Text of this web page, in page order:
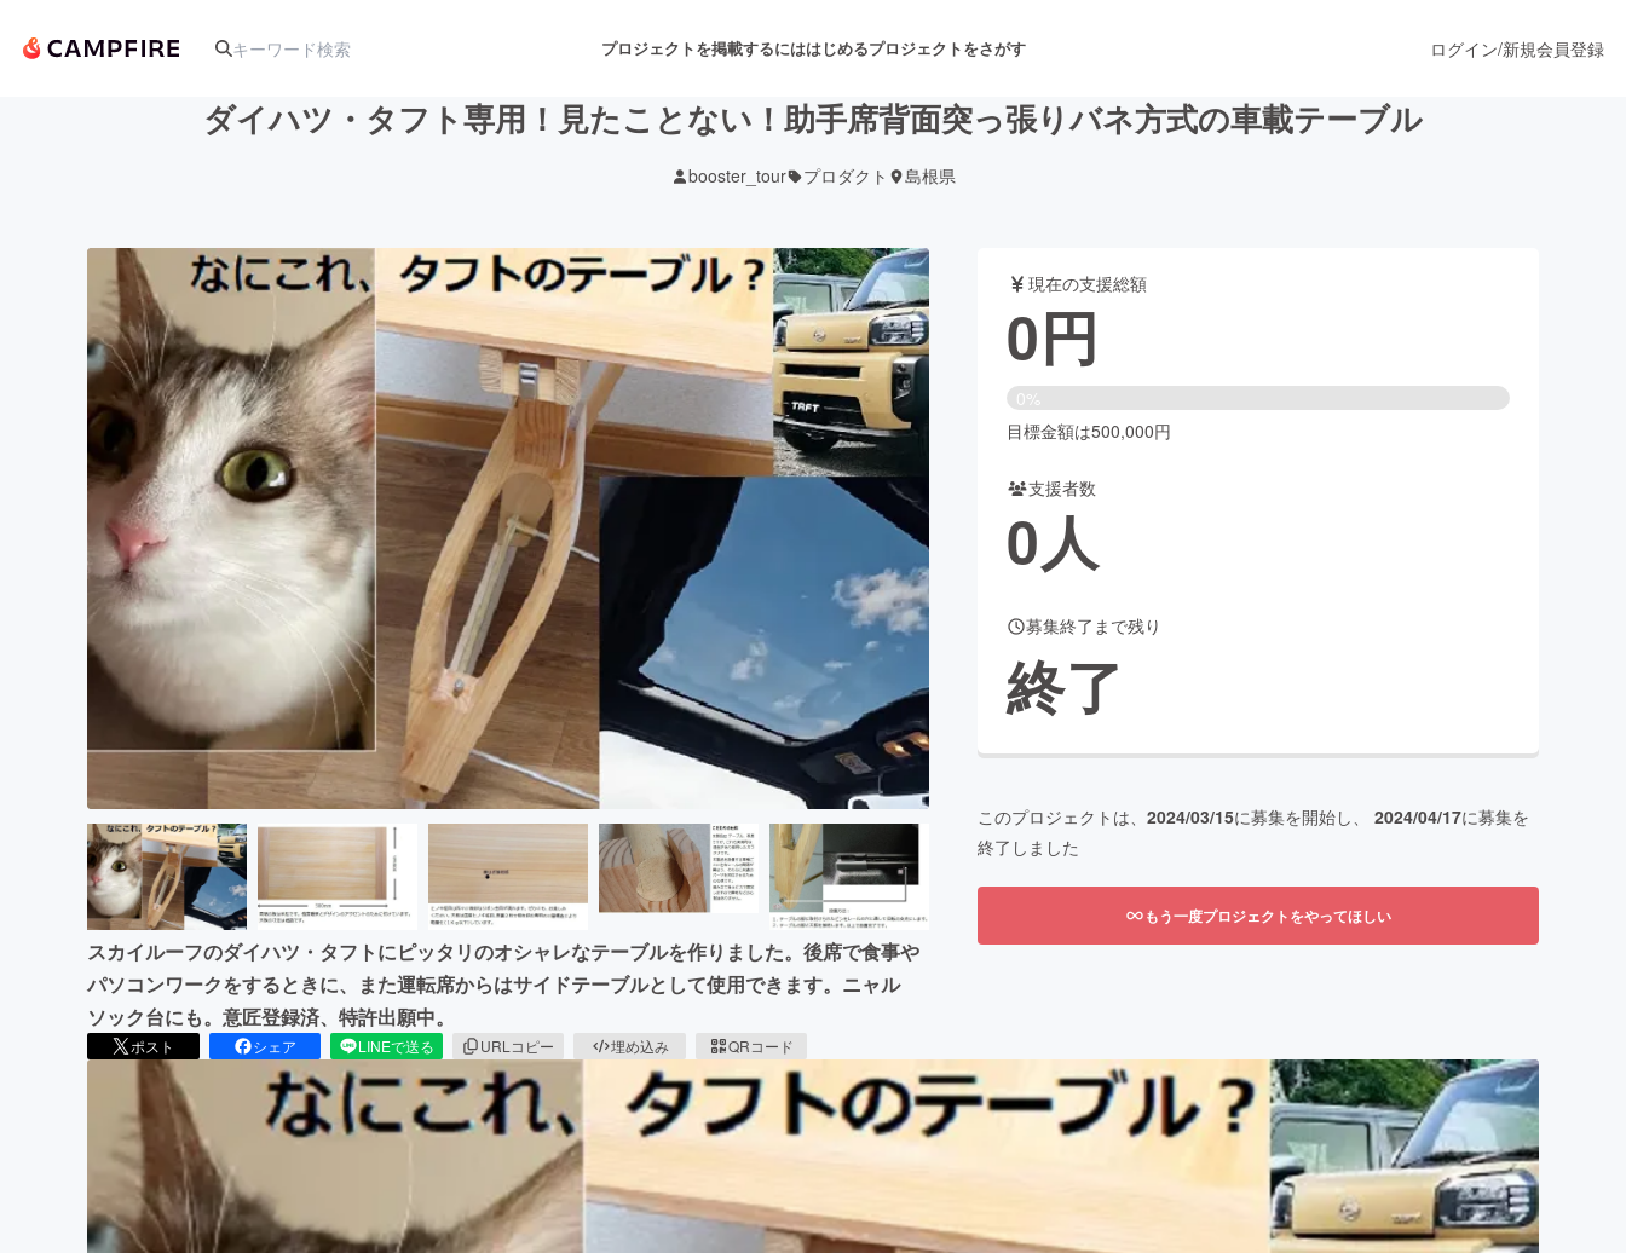
プロジェクトを掲載するにははじめるプロジェクトをさがす
アート・写真 音楽 舞台・パフォーマンス
テクノロジー・ガジェット ゲーム・サービス開発 フード・飲食店
映像・映画 書籍・雑誌出版 アニメ・漫画
ビジネス・起業 チャレンジ ビューティー・ヘルスケア
まちづくり・地域活性化
CAMPFIRE for Social Good
CAMPFIRE Creation
CAMPFIREふるさと納税machi-ya
ログイン/新規会員登録
ダイハツ・タフト専用！見たことない！助手席背面突っ張りバネ方式の車載テーブル
booster_tour プロダクト 島根県
スカイルーフのダイハツ・タフトにピッタリのオシャレなテーブルを作りました。後席で食事や
パソコンワークをするときに、また運転席からはサイドテーブルとして使用できます。ニャル
ソック台にも。意匠登録済、特許出願中。
ポスト シェア LINEで送る URLコピー 埋め込み QRコード
現在の支援総額
0円
0%
目標金額は500,000円
支援者数
0人
募集終了まで残り
終了
このプロジェクトは、 2024/03/15に募集を開始し、 2024/04/17に募集を
終了しました
もう一度プロジェクトをやってほしい